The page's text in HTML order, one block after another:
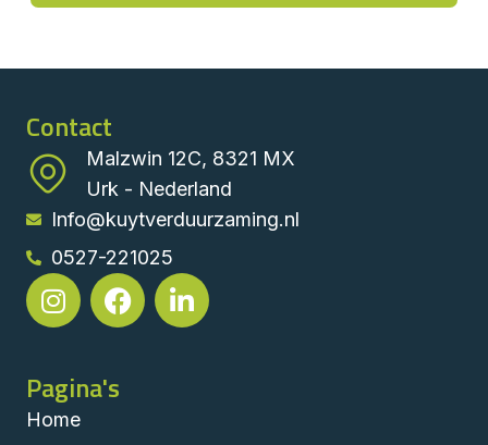
Contact
Malzwin 12C, 8321 MX
Urk - Nederland
Info@kuytverduurzaming.nl
0527-221025
Pagina's
Home